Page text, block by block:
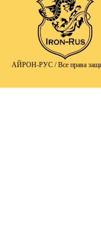
АЙРОН-РУС /Все права